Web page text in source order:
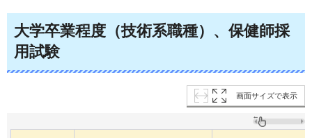
大学卒業程度（技術系職種）、保健師採
用試験
画面サイズで表示